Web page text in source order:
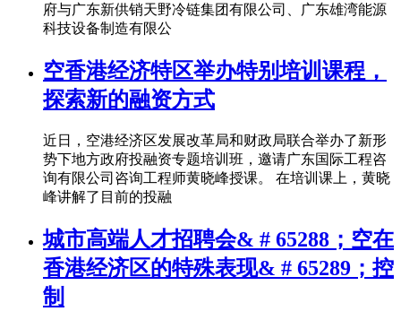
府与广东新供销天野冷链集团有限公司、广东雄湾能源
科技设备制造有限公
空香港经济特区举办特别培训课程，
探索新的融资方式
近日，空港经济区发展改革局和财政局联合举办了新形
势下地方政府投融资专题培训班，邀请广东国际工程咨
询有限公司咨询工程师黄晓峰授课。 在培训课上，黄晓
峰讲解了目前的投融
城市高端人才招聘会& # 65288；空在
香港经济区的特殊表现& # 65289；控
制